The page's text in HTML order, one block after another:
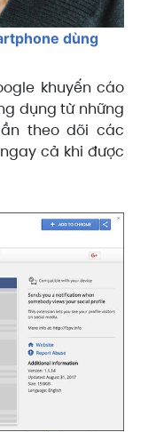
dùng
khuyến cáo
dụng từ những
theo dõi các
cả khi được